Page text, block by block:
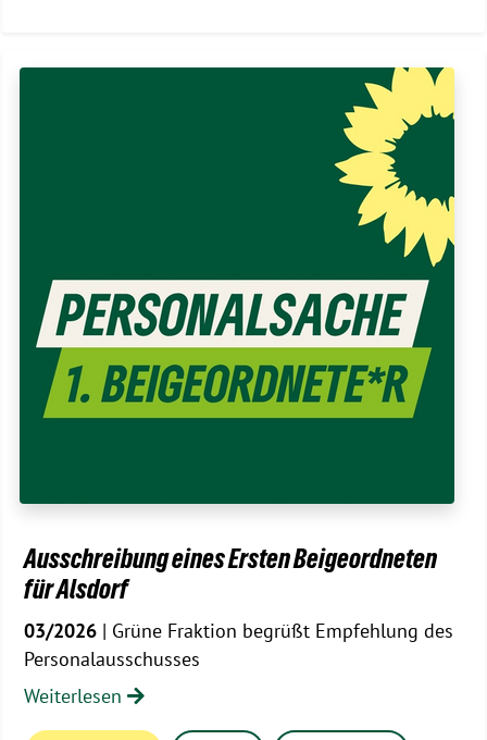
Ausschreibung eines Ersten Beigeordneten
für Alsdorf
03/2026 | Grüne Fraktion begrüßt Empfehlung des
Personalausschusses
Weiterlesen